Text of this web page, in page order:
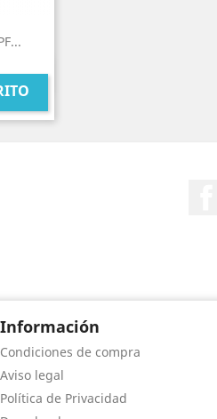
Información
Condiciones de compra
Aviso legal
Política de Privacidad